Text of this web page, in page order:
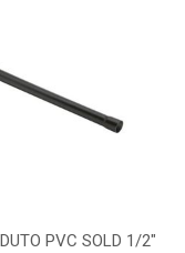
PVC SOLD 1/2"